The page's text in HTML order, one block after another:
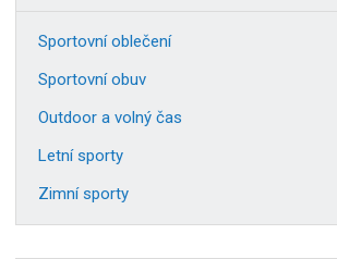
Sportovní oblečení
Sportovní obuv
Outdoor a volný čas
Letní sporty
Zimní sporty